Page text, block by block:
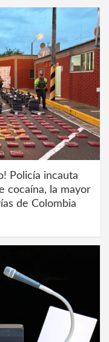
Policía incauta
cocaína, la mayor
de Colombia